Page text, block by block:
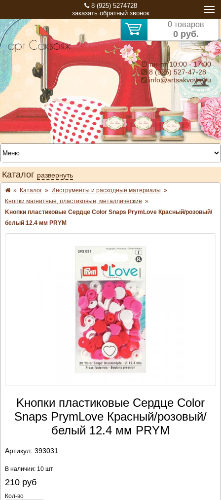
8 (925) 5274728
заказать обратный звонок
0 товаров
0 руб.
⏰ пн-пт 10:00 - 17:00
8 (925) 527-47-28
info@artsakvoyaj.ru
Каталог развернуть
» Каталог » Инструменты и расходные материалы »
Кнопки магнитные, пластиковые, металлические »
Kнопки пластиковые Сердце Color Snaps PrymLove Красный/розовый/
белый 12.4 мм PRYM
Kнопки пластиковые Сердце Color
Snaps PrymLove Красный/розовый/
белый 12.4 мм PRYM
Артикул: 393031
В наличии: 10 шт
210руб
Кол-во